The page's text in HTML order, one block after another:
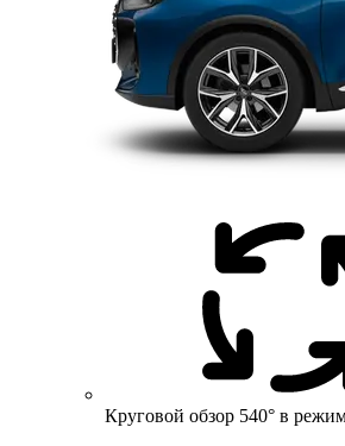
Круговой обзор 540° в